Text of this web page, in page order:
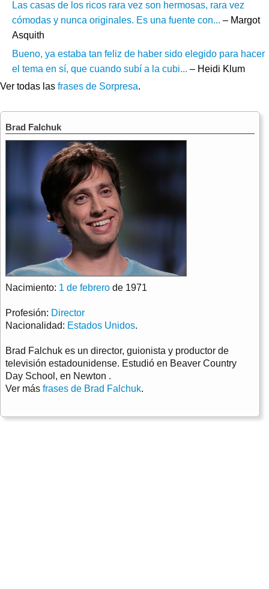
Las casas de los ricos rara vez son hermosas, rara vez
cómodas y nunca originales. Es una fuente con... – Margot
Asquith
Bueno, ya estaba tan feliz de haber sido elegido para hacer
el tema en sí, que cuando subí a la cubi... – Heidi Klum
Ver todas las frases de Sorpresa.
Brad Falchuk
Nacimiento: 1 de febrero de 1971
Profesión: Director
Nacionalidad: Estados Unidos.
Brad Falchuk es un director, guionista y productor de
televisión estadounidense. Estudió en Beaver Country
Day School, en Newton .
Ver más frases de Brad Falchuk.